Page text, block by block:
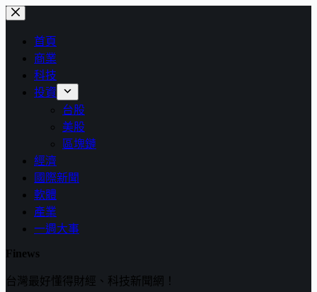
跳
首頁
商業
科技
投資
台股
美股
區塊鏈
經濟
國際新聞
軟體
產業
一週大事
Finews
台灣最好懂得財經、科技新聞網！